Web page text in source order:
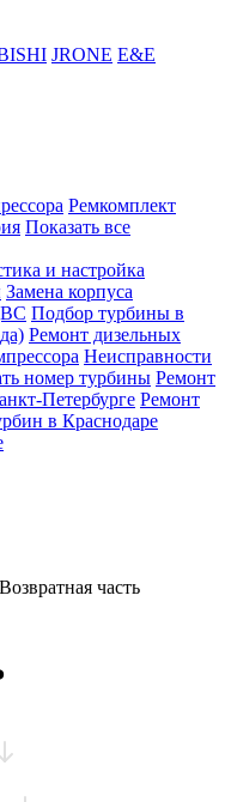
JRONE E&E
Ремкомплект
Показать все
и настройка
Замена корпуса
Подбор турбины в
Ремонт дизельных
Неисправности
номер турбины Ремонт
Петербурге Ремонт
в Краснодаре
Возвратная часть